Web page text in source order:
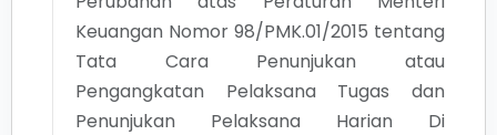
Keuangan Nomor 98/PMK.01/2015 tentang
Tata Cara Penunjukan atau
Pengangkatan Pelaksana Tugas dan
Penunjukan Pelaksana Harian Di